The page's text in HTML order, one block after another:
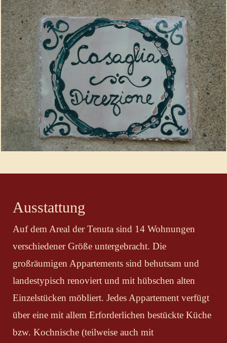
Ausstattung
Auf dem Areal der Tenuta sind 14 Wohnungen
verschiedener Größe untergebracht. Die
großräumigen Appartements sind behutsam und
landestypisch renoviert und mit hübschen alten
Einzelstücken möbliert. Jedes Appartement verfügt
über eine mit allem Erforderlichen bestückte Küche
bzw. Kochnische (teilweise auch mit